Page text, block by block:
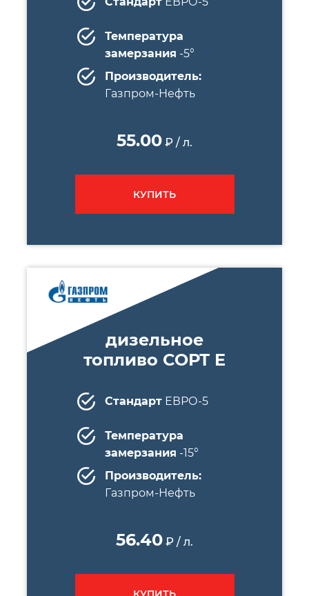
Температура
замерзания -5°
Производитель:
Газпром-Нефть
55.00 ₽ / л.
КУПИТЬ
дизельное
топливо СОРТ E
СтандартЕВРО-5
Температура
замерзания -15°
Производитель:
Газпром-Нефть
56.40 ₽ / л.